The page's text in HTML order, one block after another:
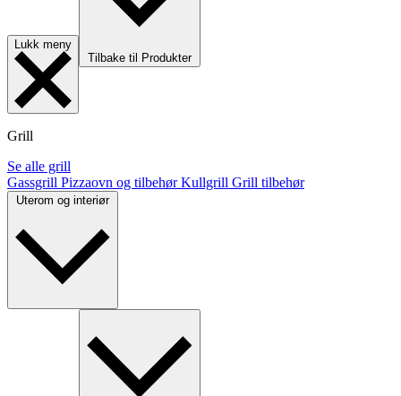
Lukk meny
Tilbake til Produkter
Grill
Se alle grill
Gassgrill Pizzaovn og tilbehørKullgrill Grill tilbehør
Uterom og interiør